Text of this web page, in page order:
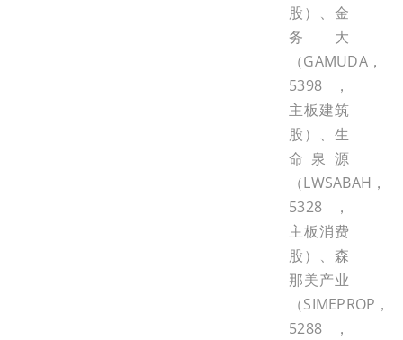
股）、金
务大
（GAMUDA，
5398，
主板建筑
股）、生
命泉源
（LWSABAH，
5328，
主板消费
股）、森
那美产业
（SIMEPROP，
5288，